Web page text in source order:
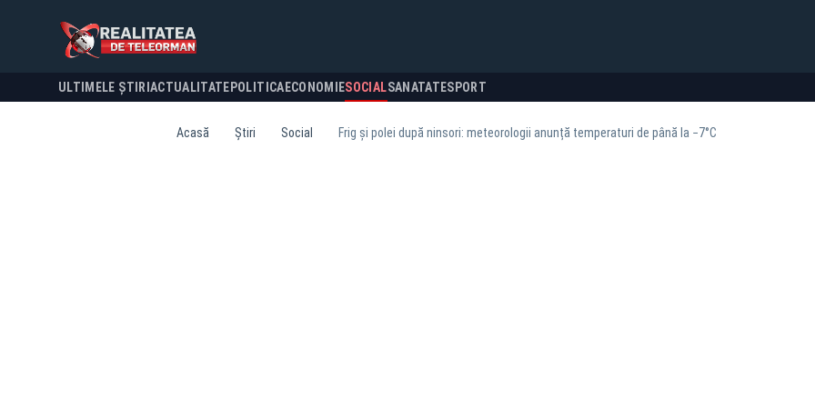
ULTIMELE ȘTIRI ACTUALITATE POLITICA ECONOMIESOCIALSANATATESPORT
Acasă Știri Social Frig și polei după ninsori: meteorologii anunță temperaturi de până la −7°C